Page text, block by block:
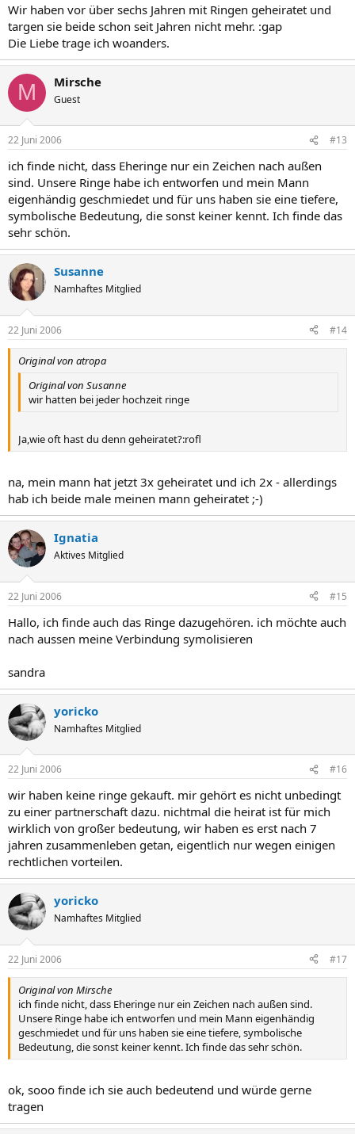
Wir haben vor über sechs Jahren mit Ringen geheiratet und
targen sie beide schon seit Jahren nicht mehr. :gap
Die Liebe trage ich woanders.
M Mirsche
Guest
22 Juni 2006 #13
ich finde nicht, dass Eheringe nur ein Zeichen nach außen
sind. Unsere Ringe habe ich entworfen und mein Mann
eigenhändig geschmiedet und für uns haben sie eine tiefere,
symbolische Bedeutung, die sonst keiner kennt. Ich finde das
sehr schön.
Susanne
Namhaftes Mitglied
22 Juni 2006 #14
Original von atropa
Original von Susanne
wir hatten bei jeder hochzeit ringe
Ja,wie oft hast du denn geheiratet?:rofl
na, mein mann hat jetzt 3x geheiratet und ich 2x - allerdings
hab ich beide male meinen mann geheiratet ;-)
Ignatia
Aktives Mitglied
22 Juni 2006 #15
Hallo, ich finde auch das Ringe dazugehören. ich möchte auch
nach aussen meine Verbindung symolisieren
sandra
yoricko
Namhaftes Mitglied
22 Juni 2006 #16
wir haben keine ringe gekauft. mir gehört es nicht unbedingt
zu einer partnerschaft dazu. nichtmal die heirat ist für mich
wirklich von großer bedeutung, wir haben es erst nach 7
jahren zusammenleben getan, eigentlich nur wegen einigen
rechtlichen vorteilen.
yoricko
Namhaftes Mitglied
22 Juni 2006 #17
Original von Mirsche
ich finde nicht, dass Eheringe nur ein Zeichen nach außen sind.
Unsere Ringe habe ich entworfen und mein Mann eigenhändig
geschmiedet und für uns haben sie eine tiefere, symbolische
Bedeutung, die sonst keiner kennt. Ich finde das sehr schön.
ok, sooo finde ich sie auch bedeutend und würde gerne
tragen